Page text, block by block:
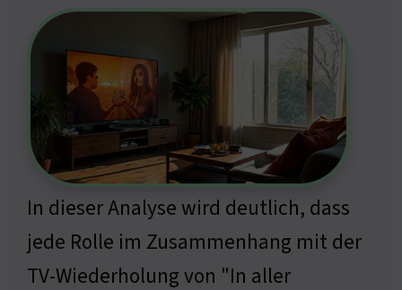
In dieser Analyse wird deutlich, dass
jede Rolle im Zusammenhang mit der
TV-Wiederholung von "In aller